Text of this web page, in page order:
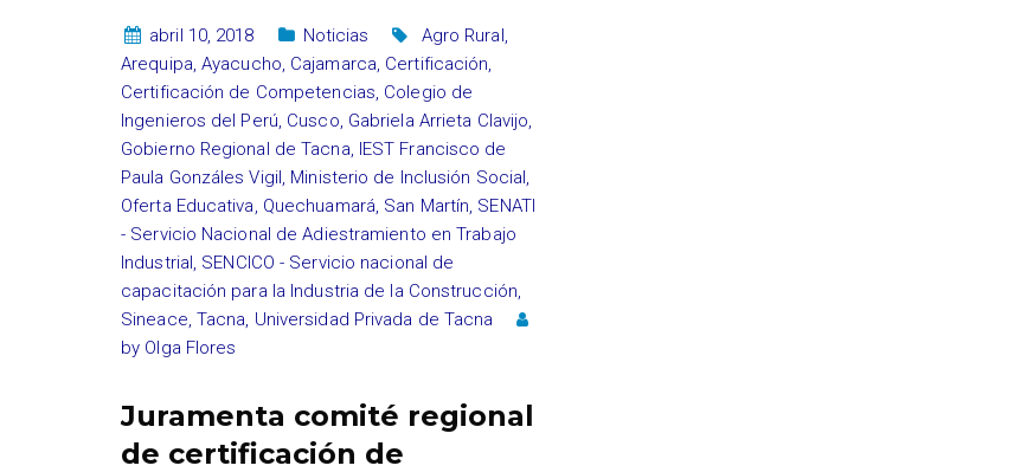
abril 10, 2018 Noticias Agro Rural,
Arequipa,Ayacucho, Cajamarca, Certificación,
Certificación de Competencias, Colegio de
Ingenieros del Perú, Cusco, Gabriela Arrieta Clavijo,
Gobierno Regional de Tacna, IEST Francisco de
Paula Gonzáles Vigil, Ministerio de Inclusión Social,
Oferta Educativa, Quechuamará, San Martín, SENATI
- Servicio Nacional de Adiestramiento en Trabajo
Industrial, SENCICO - Servicio nacional de
capacitación para la Industria de la Construcción,
Sineace, Tacna, Universidad Privada de Tacna
by Olga Flores
Juramenta comité regional
de certificación de